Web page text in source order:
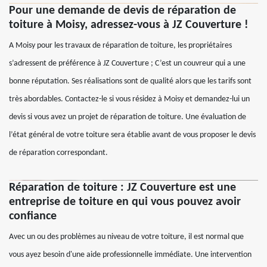
Pour une demande de devis de réparation de
toiture à Moisy, adressez-vous à JZ Couverture !
A Moisy pour les travaux de réparation de toiture, les propriétaires
s’adressent de préférence à JZ Couverture ; C’est un couvreur qui a une
bonne réputation. Ses réalisations sont de qualité alors que les tarifs sont
très abordables. Contactez-le si vous résidez à Moisy et demandez-lui un
devis si vous avez un projet de réparation de toiture. Une évaluation de
l’état général de votre toiture sera établie avant de vous proposer le devis
de réparation correspondant.
Réparation de toiture : JZ Couverture est une
entreprise de toiture en qui vous pouvez avoir
confiance
Avec un ou des problèmes au niveau de votre toiture, il est normal que
vous ayez besoin d'une aide professionnelle immédiate. Une intervention